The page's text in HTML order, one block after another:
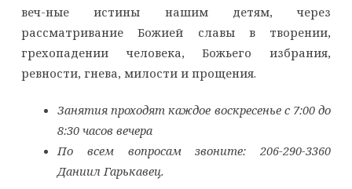
веч-ные истины нашим детям, через
рассматривание Божией славы в творении,
грехопадении человека, Божьего избрания,
ревности, гнева, милости и прощения.
Занятия проходят каждое воскресенье с 7:00 до
8:30 часов вечера
По всем вопросам звоните: 206-290-3360
Даниил Гарькавец.